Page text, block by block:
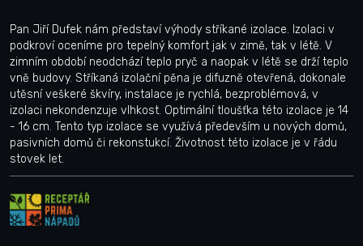
Pan Jiří Dufek nám představí výhody stříkané izolace. Izolaci v
podkroví oceníme pro tepelný komfort jak v zimě, tak v létě. V
zimním období neodchází teplo pryč a naopak v létě se drží teplo
vně budovy. Stříkaná izolační pěna je difuzně otevřená, dokonale
utěsní veškeré škvíry, instalace je rychlá, bezproblémová, v
izolaci nekondenzuje vlhkost. Optimální tloušťka této izolace je 14
- 16 cm. Tento typ izolace se využívá především u nových domů,
pasivních domů či rekonstukcí. Životnost této izolace je v řádu
stovek let.